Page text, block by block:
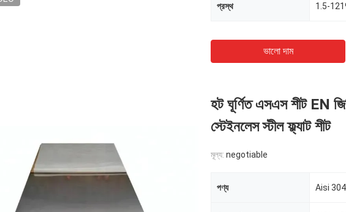
প্রস্থ 1.5-
ভালো দাম
হট ঘূর্ণিত এসএস শীট
স্টেইনলেস স্টীল ফ্ল্যাট শীট
মূল্য: negotiable
পণ্য Aisi 304